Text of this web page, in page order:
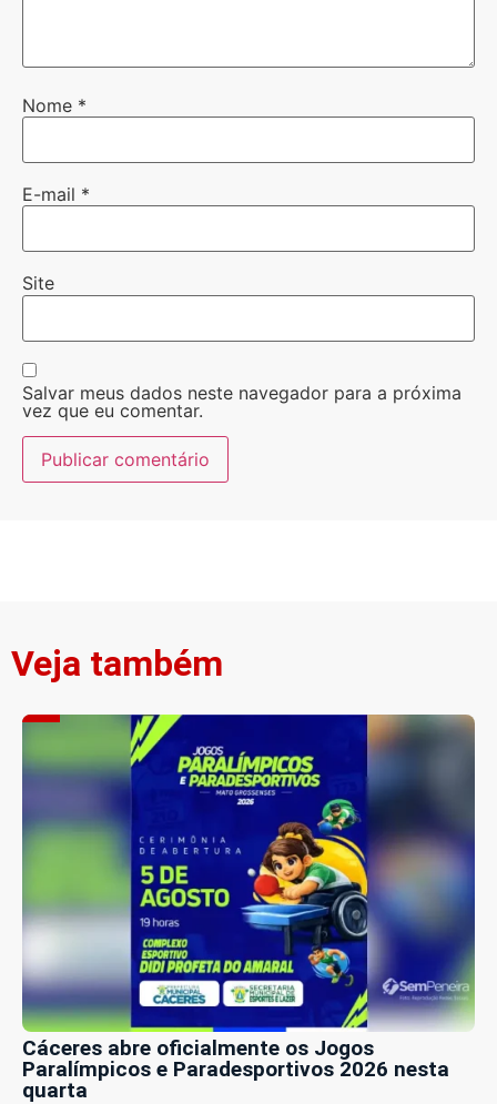
Nome *
E-mail *
Site
Salvar meus dados neste navegador para a próxima
vez que eu comentar.
Veja também
Cáceres abre oficialmente os Jogos
Paralímpicos e Paradesportivos 2026 nesta
quarta